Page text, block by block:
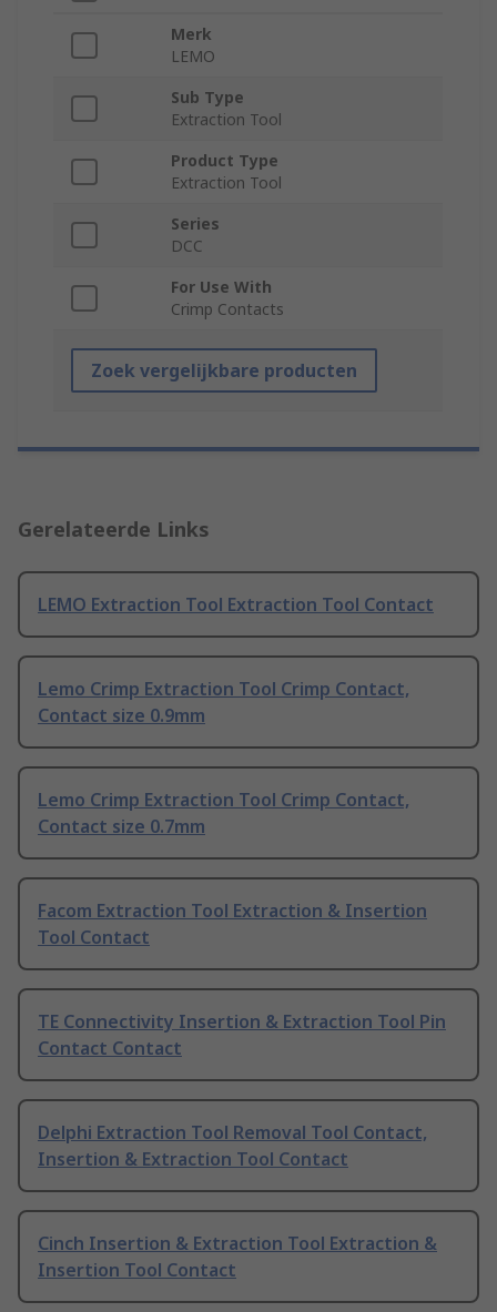
Merk
LEMO
Sub Type
Extraction Tool
Product Type
Extraction Tool
Series
DCC
For Use With
Crimp Contacts
Zoek vergelijkbare producten
Gerelateerde Links
LEMO Extraction Tool Extraction Tool Contact
Lemo Crimp Extraction Tool Crimp Contact,
Contact size 0.9mm
Lemo Crimp Extraction Tool Crimp Contact,
Contact size 0.7mm
Facom Extraction Tool Extraction & Insertion
Tool Contact
TE Connectivity Insertion & Extraction Tool Pin
Contact Contact
Delphi Extraction Tool Removal Tool Contact,
Insertion & Extraction Tool Contact
Cinch Insertion & Extraction Tool Extraction &
Insertion Tool Contact